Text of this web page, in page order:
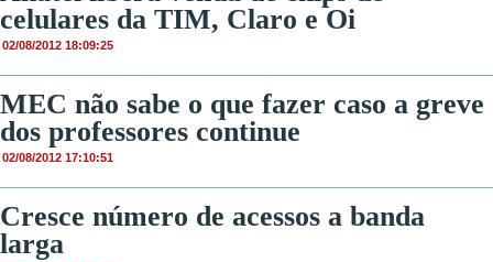
celulares da TIM, Claro e Oi
02/08/2012 18:09:25
MEC não sabe o que fazer caso a greve
dos professores continue
02/08/2012 17:10:51
Cresce número de acessos a banda
larga